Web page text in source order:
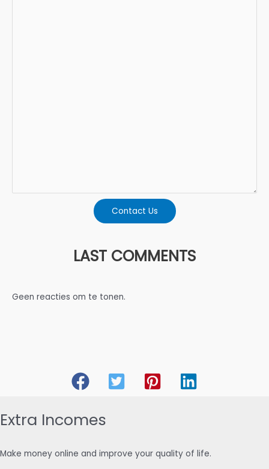
Contact Us
LAST COMMENTS
Geen reacties om te tonen.
Extra Incomes
Make money online and improve your quality of life.